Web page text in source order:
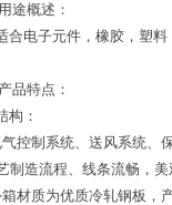
用途概述：
合电子元件，橡胶，塑
产品特点：
构：
控制系统、送风系统、
造流程、线条流畅，美
材质为优质冷轧钢板，